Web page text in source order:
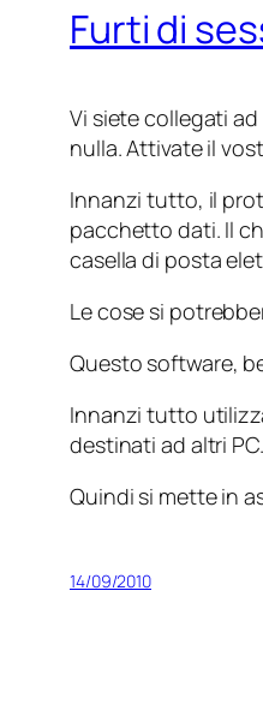
Furti di
Vi siete collegati
nulla. Attivate il
Innanzi tutto, il
pacchetto dati. Il
casella di posta
Le cose si
Questo software,
Innanzi tutto
destinati ad altri PC.
Quindi si mette in
14/09/2010